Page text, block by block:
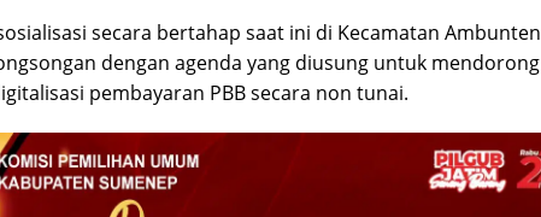
secara bertahap saat ini di Kecamatan Ambunten
dengan agenda yang diusung untuk mendorong
pembayaran PBB secara non tunai.